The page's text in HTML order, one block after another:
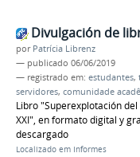
Divulgación de
por Patrícia Librenz
— publicado 06/06/2019
— registrado em: estudantes,
servidores, comunidade
Libro "Superexplotación
XXI", en formato digital y
descargado
Localizado em Informes